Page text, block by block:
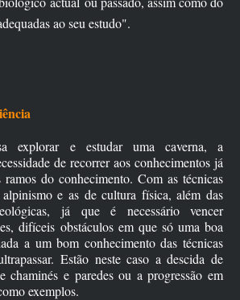
ao seu estudo".
explorar e estudar uma caverna, a
de recorrer aos conhecimentos já
ramos do conhecimento. Com as técnicas
e as de cultura física, além das
já que é necessário vencer
difíceis obstáculos em que só uma boa
a um bom conhecimento das técnicas
Estão neste caso a descida de
chaminés e paredes ou a progressão em
exemplos.